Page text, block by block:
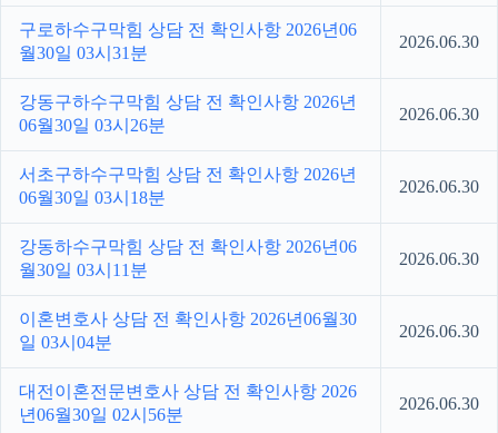
구로하수구막힘 상담 전 확인사항 2026년06
월30일 03시31분
2026.06.30
강동구하수구막힘 상담 전 확인사항 2026년
06월30일 03시26분
2026.06.30
서초구하수구막힘 상담 전 확인사항 2026년
06월30일 03시18분
2026.06.30
강동하수구막힘 상담 전 확인사항 2026년06
월30일 03시11분
2026.06.30
이혼변호사 상담 전 확인사항 2026년06월30
일 03시04분
2026.06.30
대전이혼전문변호사 상담 전 확인사항 2026
년06월30일 02시56분
2026.06.30